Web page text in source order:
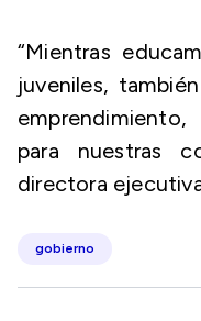
“Mientras
juveniles,
para nuestras
directora
gobierno